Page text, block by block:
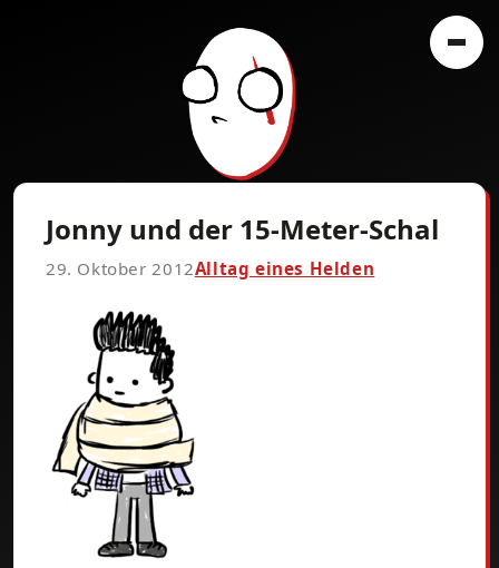
Jonny und der 15-Meter-Schal
29. Oktober 2012Alltag eines Helden